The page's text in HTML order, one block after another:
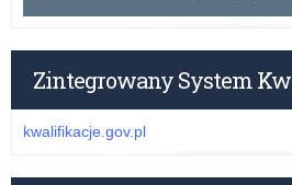
Zintegrowany System
kwalifikacje.gov.pl